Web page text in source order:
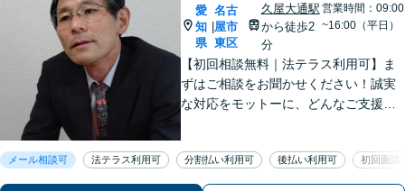
模索します
愛
知
県
名古
屋市
東区
久屋大通駅
から徒歩2
分
営業時間：09:00
~16:00（平日）
【初回相談無料｜法テラス利用可】ま
ずはご相談をお聞かせください！誠実
な対応をモットーに、どんなご支援が
で電話相談も対応いたしますので、お
気軽にお問合せください【久屋大通駅2
メール相談可 法テラス利用可 分割払い利用可 後払い利用可 初回面談